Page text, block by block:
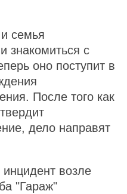
семья
знакомиться с
оно поступит в
После того как
дело направят
возле
"Гараж"